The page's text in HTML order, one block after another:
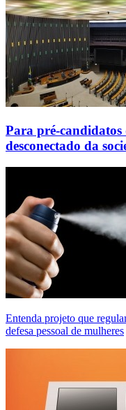
Para pré-candidatos
desconectado da
Entenda projeto que
defesa pessoal de mulheres